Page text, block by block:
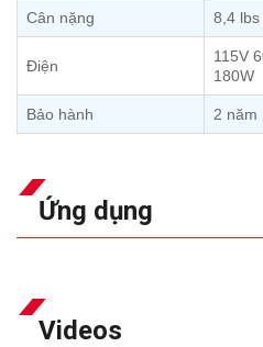
Cân nặng 8,4
Điện
115V
180W
Bảo hành 2 năm
Ứng dụng
Videos